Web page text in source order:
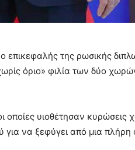
επικεφαλής της ρωσικής
όριο» φιλία των δύο
οποίες υιοθέτησαν κυρώσεις
για να ξεφύγει από μια πλήρη